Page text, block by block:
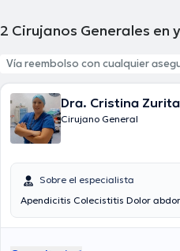
2 Cirujanos Generales en
Vía reembolso con cualquier
Dra. Cristina Zurita
Cirujano General
Sobre el especialista
Apendicitis Colecistitis Dolor